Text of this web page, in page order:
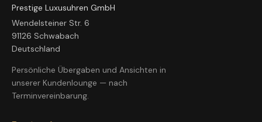
Prestige Luxusuhren GmbH
Wendelsteiner Str. 6
91126 Schwabach
Deutschland
Persönliche Übergaben und Ansichten in
unserer Kundenlounge — nach
Terminvereinbarung.